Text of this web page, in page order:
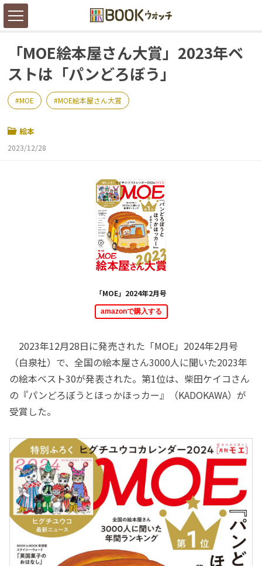
「MOE絵本屋さん大賞」2023年ベ
ストは「パンどろぼう」
MOE MOE絵本屋さん大賞
絵本
2023/12/28
「MOE」2024年2月号
amazonで購入する
2023年12月28日に発売された「MOE」2024年2月号
（白泉社）で、全国の絵本屋さん3000人に聞いた2023年
の絵本ベスト30が発表された。第1位は、柴田ケイコさん
の『パンどろぼうとほっかほっカー』（KADOKAWA）が
受賞した。